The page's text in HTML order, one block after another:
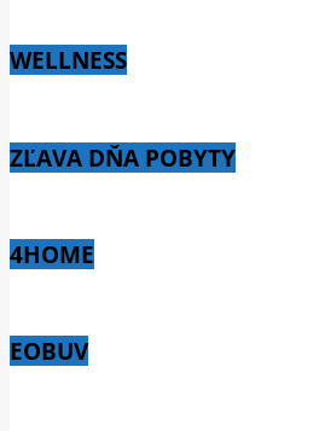
WELLNESS
ZĽAVA DŇA POBYTY
4HOME
EOBUV